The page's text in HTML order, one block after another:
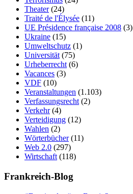
Theater(24)
Traité de l'Élysée (11)
UE Présidence française 2008 (3)
Ukraine (15)
Umweltschutz (1)
Universität (75)
Urheberrecht (6)
Vacances (3)
VDF (10)
Veranstaltungen (1.103)
Verfassungsrecht (2)
Verkehr(4)
Verteidigung (12)
Wahlen (2)
Wörterbücher(11)
Web 2.0 (297)
Wirtschaft (118)
Frankreich-Blog